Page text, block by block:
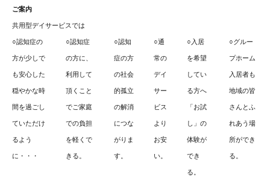
ご案内
共用型デイサービスでは
○認知症の
方が少しで
も安心した
穏やかな時
間を過ごし
ていただけ
るよう
に・・・
○認知症
の方に、
利用して
頂くこと
でご家庭
での負担
を軽くで
きる。
○認知
症の方
の社会
的孤立
の解消
につな
がりま
す。
○通
常の
デイ
サー
ビス
より
お安
い。
○入居
を希望
してい
る方へ
「お試
し」の
体験が
でき
る。
○グルー
プホーム
入居者も
地域の皆
さんとふ
れあう場
所ができ
る。